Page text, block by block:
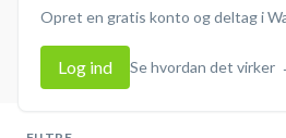
Opret en gratis konto og deltag i
Log ind Se hvordan det virker